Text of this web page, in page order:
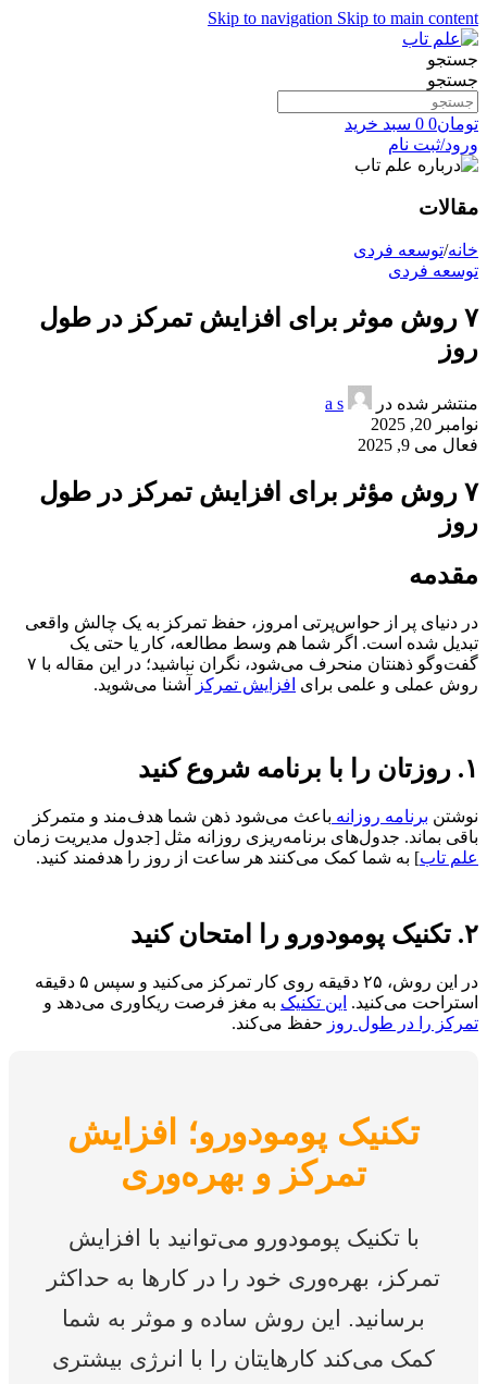
Skip to navigation Skip to main content
جستجو
جستجو
تومان0
0 سبد خرید
ورود/ثبت نام
مقالات
خانه/توسعه فردی
توسعه فردی
۷ روش موثر برای افزایش تمرکز در طول
روز
منتشر شده در
a s
نوامبر 20, 2025
فعال می 9, 2025
۷ روش مؤثر برای افزایش تمرکز در طول
روز
مقدمه
در دنیای پر از حواس‌پرتی امروز، حفظ تمرکز به یک چالش واقعی
تبدیل شده است. اگر شما هم وسط مطالعه، کار یا حتی یک
گفت‌وگو ذهنتان منحرف می‌شود، نگران نباشید؛ در این مقاله با ۷
روش عملی و علمی برای افزایش تمرکز آشنا می‌شوید.
۱. روزتان را با برنامه شروع کنید
نوشتن برنامه روزانه باعث می‌شود ذهن شما هدف‌مند و متمرکز
باقی بماند. جدول‌های برنامه‌ریزی روزانه مثل [جدول مدیریت زمان
علم تاب] به شما کمک می‌کنند هر ساعت از روز را هدفمند کنید.
۲. تکنیک پومودورو را امتحان کنید
در این روش، ۲۵ دقیقه روی کار تمرکز می‌کنید و سپس ۵ دقیقه
استراحت می‌کنید. این تکنیک به مغز فرصت ریکاوری می‌دهد و
تمرکز را در طول روز حفظ می‌کند.
تکنیک پومودورو؛ افزایش
تمرکز و بهره‌وری
با تکنیک پومودورو می‌توانید با افزایش
تمرکز، بهره‌وری خود را در کارها به حداکثر
برسانید. این روش ساده و موثر به شما
کمک می‌کند کارهایتان را با انرژی بیشتری